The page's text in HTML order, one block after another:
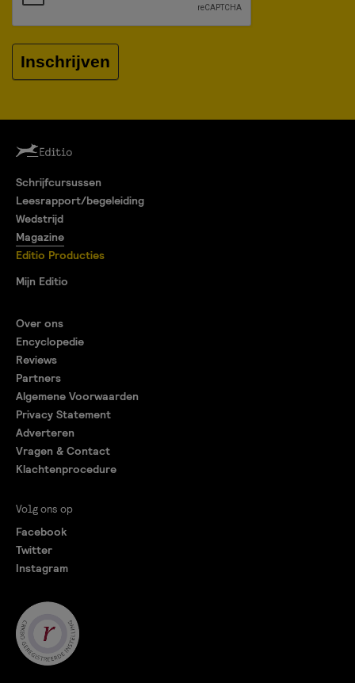
Inschrijven
Schrijfcursussen
Leesrapport/begeleiding
Wedstrijd
Magazine
Editio Producties
Mijn Editio
Over ons
Encyclopedie
Reviews
Partners
Algemene Voorwaarden
Privacy Statement
Adverteren
Vragen & Contact
Klachtenprocedure
Volg ons op
Facebook
Twitter
Instagram